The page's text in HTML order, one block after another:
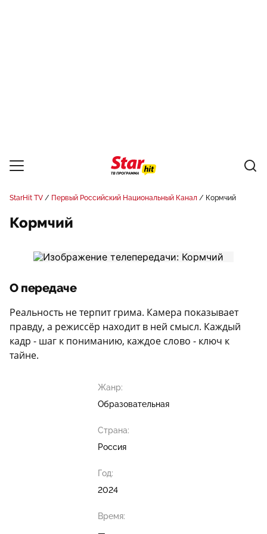
StarHit TV Первый Российский Национальный Канал Кормчий
Кормчий
О передаче
Реальность не терпит грима. Камера показывает
правду, а режиссёр находит в ней смысл. Каждый
кадр - шаг к пониманию, каждое слово - ключ к
тайне.
Жанр:
Образовательная
Страна:
Россия
Год:
2024
Время: